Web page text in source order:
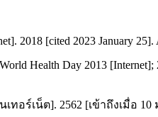
2018 [cited 2023 January 25].
Health Day 2013
เน็ต]. 2562 [เข้าถึงเมื่อ 10